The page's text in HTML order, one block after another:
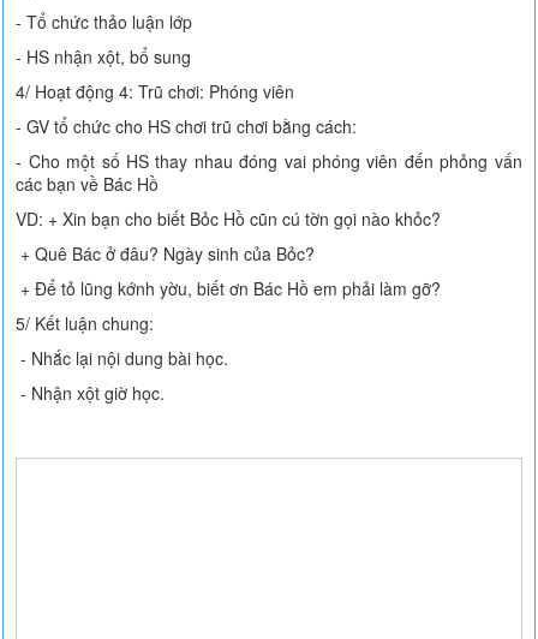
- Tổ chức thảo luận lớp
- HS nhận xột, bổ sung
4/ Hoạt động 4: Trũ chơi: Phóng viên
- GV tổ chức cho HS chơi trũ chơi bằng cách:
- Cho một số HS thay nhau đóng vai phóng viên đến phỏng vấn
các bạn về Bác Hồ
VD: + Xin bạn cho biết Bỏc Hồ cũn cú tờn gọi nào khỏc?
+ Quê Bác ở đâu? Ngày sinh của Bỏc?
+ Để tỏ lũng kớnh yờu, biết ơn Bác Hồ em phải làm gỡ?
5/ Kết luận chung:
- Nhắc lại nội dung bài học.
- Nhận xột giờ học.